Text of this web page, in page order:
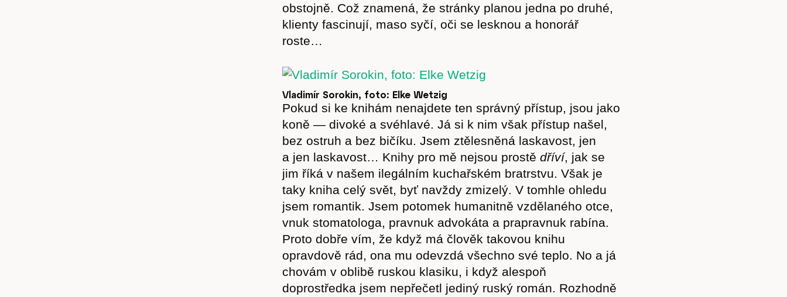
Hostcast Akce
Obchod
obstojně. Což znamená, že stránky planou jedna po druhé,
klienty fascinují, maso syčí, oči se lesknou a honorář
roste…
Vladimír Sorokin, foto: Elke Wetzig
Pokud si ke knihám nenajdete ten správný přístup, jsou jako
koně — divoké a svéhlavé. Já si k nim však přístup našel,
bez ostruh a bez bičíku. Jsem ztělesněná laskavost, jen
a jen laskavost… Knihy pro mě nejsou prostě dříví, jak se
jim říká v našem ilegálním kuchařském bratrstvu. Však je
taky kniha celý svět, byť navždy zmizelý. V tomhle ohledu
jsem romantik. Jsem potomek humanitně vzdělaného otce,
vnuk stomatologa, pravnuk advokáta a prapravnuk rabína.
Proto dobře vím, že když má člověk takovou knihu
opravdově rád, ona mu odevzdá všechno své teplo. No a já
chovám v oblibě ruskou klasiku, i když alespoň
doprostředka jsem nepřečetl jediný ruský román. Rozhodně